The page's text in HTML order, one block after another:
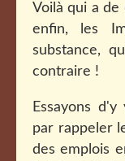
Voilà qui a de
enfin, les
substance,
contraire !
Essayons
par rappeler
des emplois